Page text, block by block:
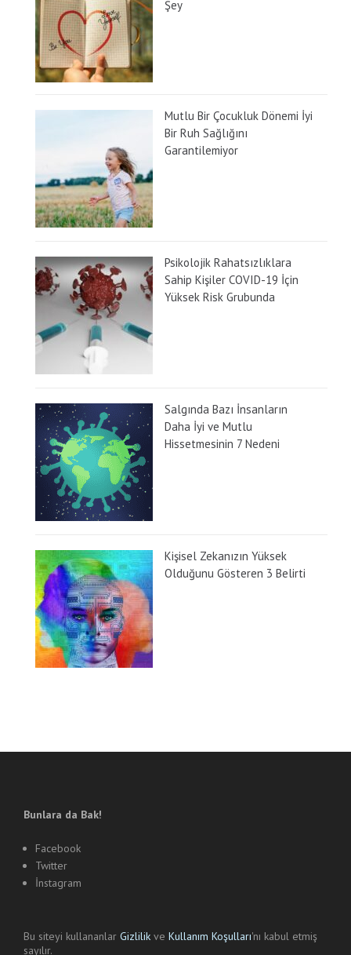
Şey
Mutlu Bir Çocukluk Dönemi İyi
Bir Ruh Sağlığını
Garantilemiyor
Psikolojik Rahatsızlıklara
Sahip Kişiler COVID-19 İçin
Yüksek Risk Grubunda
Salgında Bazı İnsanların
Daha İyi ve Mutlu
Hissetmesinin 7 Nedeni
Kişisel Zekanızın Yüksek
Olduğunu Gösteren 3 Belirti
Bunlara da Bak!
Facebook
Twitter
İnstagram
Bu siteyi kullananlar Gizlilik ve Kullanım Koşulları'nı kabul etmiş
sayılır.